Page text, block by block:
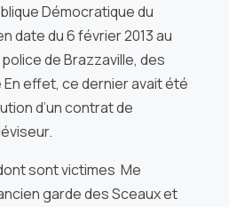
Démocratique du
date du 6 février 2013 au
de Brazzaville, des
effet, ce dernier avait été
d’un contrat de
sont victimes Me
garde des Sceaux et